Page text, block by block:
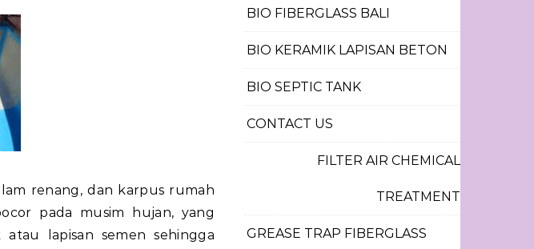
renang, dan karpus rumah
pada musim hujan, yang
lapisan semen sehingga
BIO FIBERGLASS BALI
BIO KERAMIK LAPISAN BETON
BIO SEPTIC TANK
CONTACT US
FILTER AIR CHEMICAL
TREATMENT
GREASE TRAP FIBERGLASS